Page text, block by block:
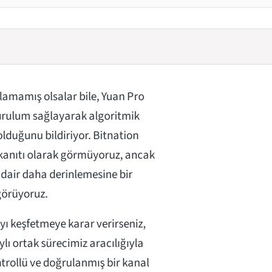
olsalar bile, Yuan Pro
sağlayarak algoritmik
bildiriyor. Bitnation
olarak görmüyoruz, ancak
daha derinlemesine bir
keşfetmeye karar verirseniz,
ortak sürecimiz aracılığıyla
ve doğrulanmış bir kanal